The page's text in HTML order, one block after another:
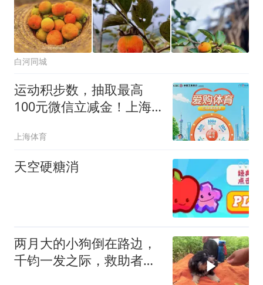
白河同城
运动积步数，抽取最高
100元微信立减金！上海
热来袭
上海体育
天空硬糖消
两月大的小狗倒在路边，
千钧一发之际，救助者小